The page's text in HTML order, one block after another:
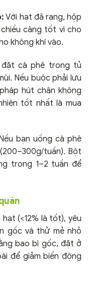
Với hạt đã rang, hộp
càng tốt vì cho
không khí vào.
đặt cà phê trong tủ
Nếu buộc phải lưu
hút chân không
tốt nhất là mua
bạn uống cà phê
tuần). Bột
trong 1–2 tuần để
(<12% là tốt), yêu
gốc và thử mẻ nhỏ
bao bì gốc, đặt ở
để giảm biến động